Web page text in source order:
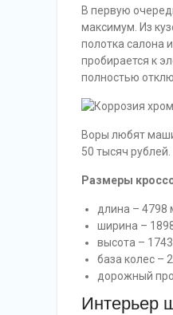
В первую
максимум. Из
полотка салона
пробирается к
полностью
Воры любят
50 тысяч рублей.
Размеры
длина – 4798
ширина –
высота –
база колес –
дорожный
Интерьер